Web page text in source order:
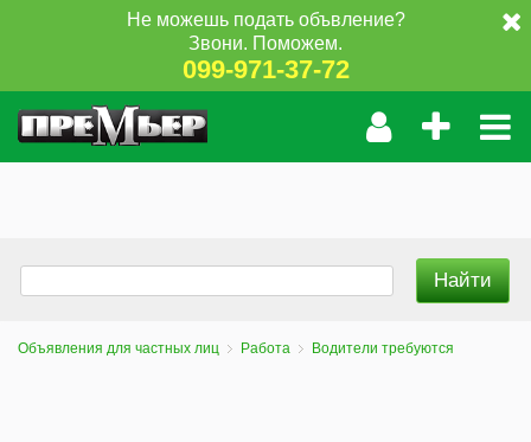
Не можешь подать объвление?
Звони. Поможем.
099-971-37-72
Объявления для частных лиц Работа Водители требуются